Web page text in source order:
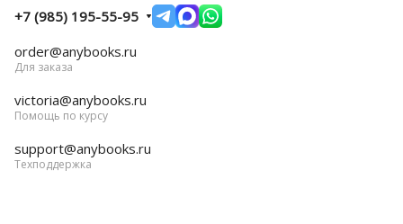
+7 (985) 195-55-95
order@anybooks.ru
Для заказа
victoria@anybooks.ru
Помощь по курсу
support@anybooks.ru
Техподдержка